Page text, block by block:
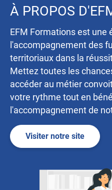
À PROPOS
EFM Formations est une
l'accompagnement des
territoriaux dans la
Mettez toutes les
accéder au métier
votre rythme tout en
l'accompagnement de
Visiter notre site